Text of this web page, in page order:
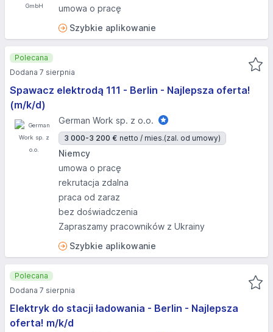
umowa o pracę
Szybkie aplikowanie
Spawacz elektrodą 111 - Berlin - Najlepsza oferta!
(m/k/d)
German Work sp. z o.o.
3 000-3 200 € netto / mies.(zal. od umowy)
Niemcy
umowa o pracę
rekrutacja zdalna
praca od zaraz
bez doświadczenia
Zapraszamy pracowników z Ukrainy
Szybkie aplikowanie
Polecana
Dodana 7 sierpnia
Elektryk do stacji ładowania - Berlin - Najlepsza
oferta! m/k/d
Polecana
Dodana 7 sierpnia